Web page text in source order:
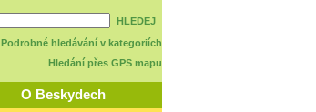
HLEDEJ
Podrobné hledávání v kategoriích
Hledání přes GPS mapu
O Beskydech